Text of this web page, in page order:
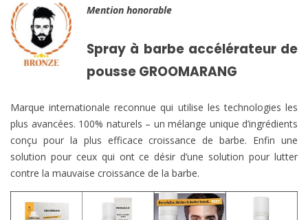
Mention honorable
Spray à barbe accélérateur de
pousse GROOMARANG
Marque internationale reconnue qui utilise les technologies les
plus avancées. 100% naturels – un mélange unique d’ingrédients
conçu pour la plus efficace croissance de barbe. Enfin une
solution pour ceux qui ont ce désir d’une solution pour lutter
contre la mauvaise croissance de la barbe.